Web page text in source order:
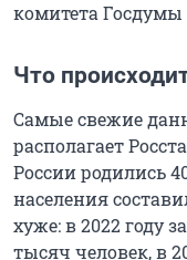
комитета
Что
Самые свежие
располагает
России родились
населения
хуже: в 2022 году
тысяч человек, в